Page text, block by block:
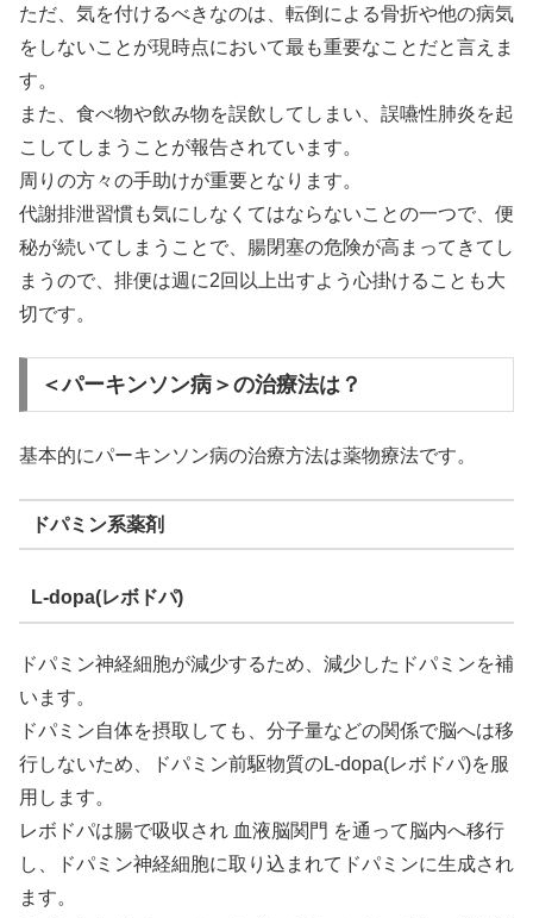
ただ、気を付けるべきなのは、転倒による骨折や他の病気
をしないことが現時点において最も重要なことだと言えま
す。
また、食べ物や飲み物を誤飲してしまい、誤嚥性肺炎を起
こしてしまうことが報告されています。
周りの方々の手助けが重要となります。
代謝排泄習慣も気にしなくてはならないことの一つで、便
秘が続いてしまうことで、腸閉塞の危険が高まってきてし
まうので、排便は週に2回以上出すよう心掛けることも大
切です。
＜パーキンソン病＞の治療法は？
基本的にパーキンソン病の治療方法は薬物療法です。
ドパミン系薬剤
L-dopa(レボドパ)
ドパミン神経細胞が減少するため、減少したドパミンを補
います。
ドパミン自体を摂取しても、分子量などの関係で脳へは移
行しないため、ドパミン前駆物質のL-dopa(レボドパ)を服
用します。
レボドパは腸で吸収され 血液脳関門 を通って脳内へ移行
し、ドパミン神経細胞に取り込まれてドパミンに生成され
ます。